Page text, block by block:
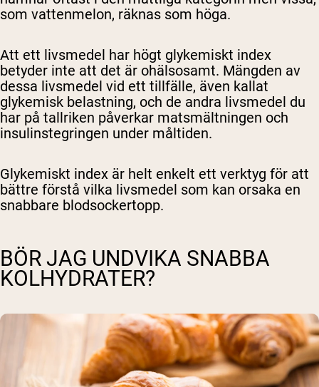
som vattenmelon, räknas som höga.
Att ett livsmedel har högt glykemiskt index
betyder inte att det är ohälsosamt. Mängden av
dessa livsmedel vid ett tillfälle, även kallat
glykemisk belastning, och de andra livsmedel du
har på tallriken påverkar matsmältningen och
insulinstegringen under måltiden.
Glykemiskt index är helt enkelt ett verktyg för att
bättre förstå vilka livsmedel som kan orsaka en
snabbare blodsockertopp.
BÖR JAG UNDVIKA SNABBA
KOLHYDRATER?